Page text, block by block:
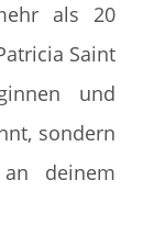
als 20
Saint
und
sondern
deinem